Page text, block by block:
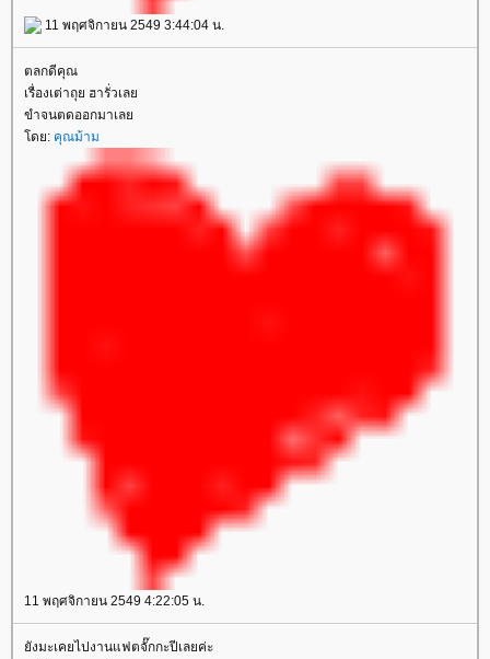
11 พฤศจิกายน 2549 3:44:04 น.
ตลกดีคุณ
เรื่องเต่าถุย ฮารั่วเล
ขำจนตดออกมาเล
ดย: คุณม้าม
11 พฤศจิกายน 2549 4:22:05 น.
ังมะเคยไปงานแฟตจั๊กกะปีเลยค่ะ